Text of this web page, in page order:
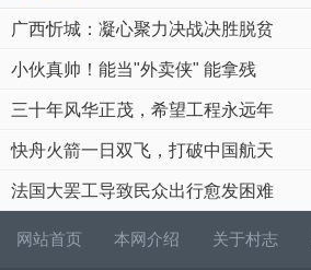
广西忻城：凝心聚力决战决胜脱贫
小伙真帅！能当"外卖侠" 能拿残
三十年风华正茂，希望工程永远年
快舟火箭一日双飞，打破中国航天
法国大罢工导致民众出行愈发困难
网站首页 本网介绍 关于村志